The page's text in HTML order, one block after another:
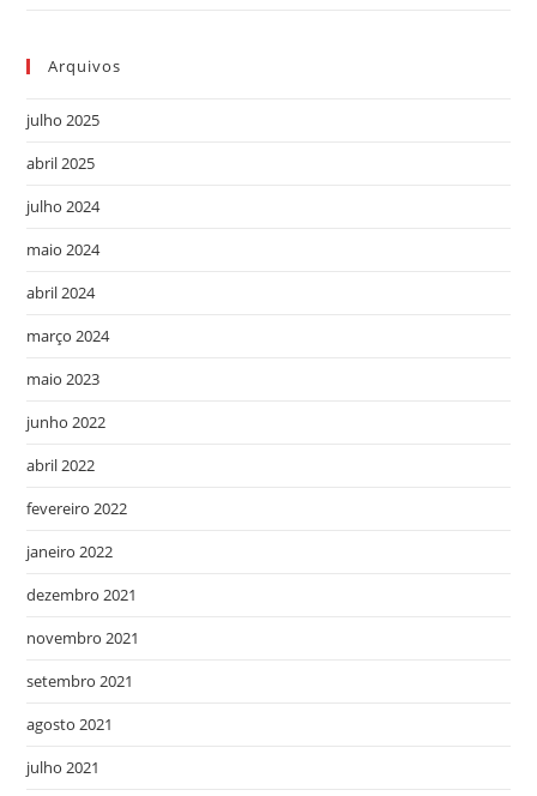
Arquivos
julho 2025
abril 2025
julho 2024
maio 2024
abril 2024
março 2024
maio 2023
junho 2022
abril 2022
fevereiro 2022
janeiro 2022
dezembro 2021
novembro 2021
setembro 2021
agosto 2021
julho 2021